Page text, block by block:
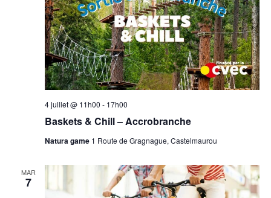
Baskets & Chill – Accrobranche
4 juillet @ 11h00 - 17h00
Natura game 1 Route de Gragnague, Castelmaurou
MAR
7